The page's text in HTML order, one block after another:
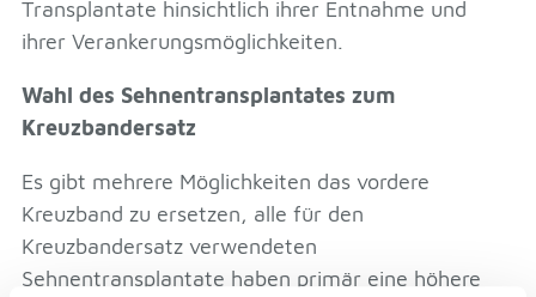
Transplantate hinsichtlich ihrer Entnahme und
ihrer Verankerungsmöglichkeiten.
Wahl des Sehnentransplantates zum
Kreuzbandersatz
Es gibt mehrere Möglichkeiten das vordere
Kreuzband zu ersetzen, alle für den
Kreuzbandersatz verwendeten
Sehnentransplantate haben primär eine höhere